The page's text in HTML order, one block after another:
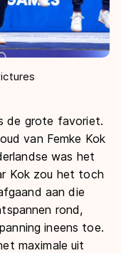
de grote favoriet.
van Femke Kok
was het
Kok zou het toch
aan die
rond,
ineens toe.
maximale uit